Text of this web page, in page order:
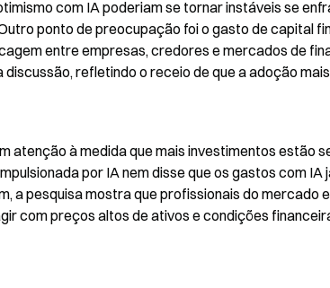
com IA poderiam se tornar instáveis se
ponto de preocupação foi o gasto de capital
entre empresas, credores e mercados de
refletindo o receio de que a adoção
atenção à medida que mais investimentos estão
por IA nem disse que os gastos com IA
a pesquisa mostra que profissionais do mercado
com preços altos de ativos e condições